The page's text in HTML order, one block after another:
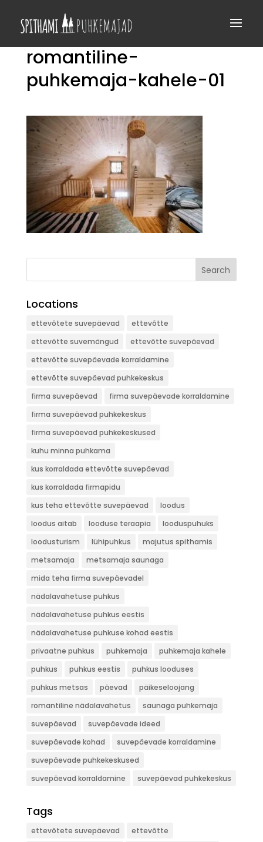
romantiline-
puhkemaja-kahele-01
Search
Locations
ettevõtete suvepäevad
ettevõtte
ettevõtte suvemängud
ettevõtte suvepäevad
ettevõtte suvepäevade korraldamine
ettevõtte suvepäevad puhkekeskus
firma suvepäevad
firma suvepäevade korraldamine
firma suvepäevad puhkekeskus
firma suvepäevad puhkekeskused
kuhu minna puhkama
kus korraldada ettevõtte suvepäevad
kus korraldada firmapidu
kus teha ettevõtte suvepäevad
loodus
loodus aitab
looduse teraapia
looduspuhuks
loodusturism
lühipuhkus
majutus spithamis
metsamaja
metsamaja saunaga
mida teha firma suvepäevadel
nädalavahetuse puhkus
nädalavahetuse puhkus eestis
nädalavahetuse puhkuse kohad eestis
privaatne puhkus
puhkemaja
puhkemaja kahele
puhkus
puhkus eestis
puhkus looduses
puhkus metsas
päevad
päikeseloojang
romantiline nädalavahetus
saunaga puhkemaja
suvepäevad
suvepäevade ideed
suvepäevade kohad
suvepäevade korraldamine
suvepäevade puhkekeskused
suvepäevad korraldamine
suvepäevad puhkekeskus
Tags
ettevõtete suvepäevad
ettevõtte